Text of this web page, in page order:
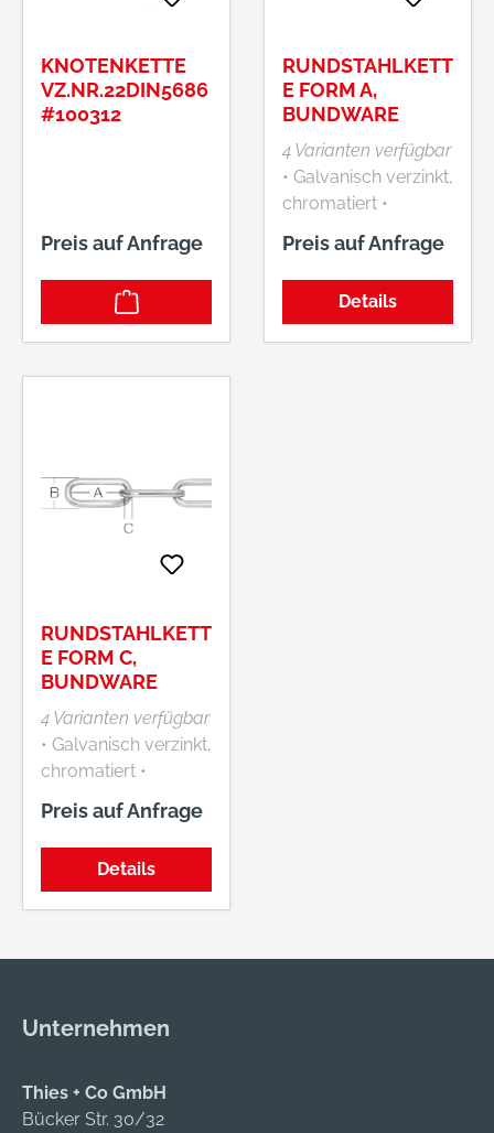
KNOTENKETTE
VZ.NR.22DIN5686
#100312
Preis auf Anfrage
RUNDSTAHLKETT
E FORM A,
BUNDWARE
4 Varianten verfügbar
• Galvanisch verzinkt,
chromatiert •
Wulstlos
geschweißt, sauber
entgratet • DIN 5685
Preis auf Anfrage
Details
RUNDSTAHLKETT
E FORM C,
BUNDWARE
4 Varianten verfügbar
• Galvanisch verzinkt,
chromatiert •
Wulstlos
geschweißt, sauber
entgratet • DIN 5685
Preis auf Anfrage
Details
Unternehmen
Thies + Co GmbH
Bücker Str. 30/32